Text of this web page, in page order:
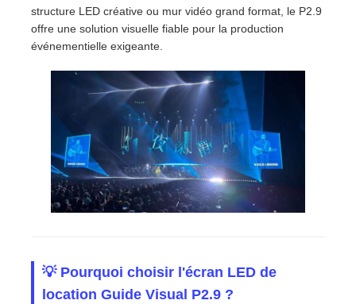
Panneau d'affichage extérieur à LED
Panneau d'affichage led extérieur
structure LED créative ou mur vidéo grand format, le P2.9
offre une solution visuelle fiable pour la production
événementielle exigeante.
💡 Pourquoi choisir l'écran LED de
location Guide Visual P2.9 ?